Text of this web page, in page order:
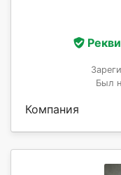
Был
Компания